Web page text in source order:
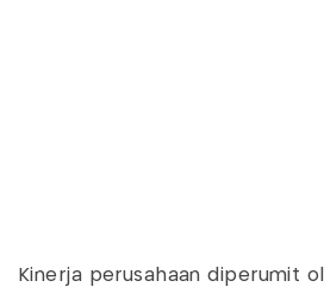
Kinerja perusahaan diperumit